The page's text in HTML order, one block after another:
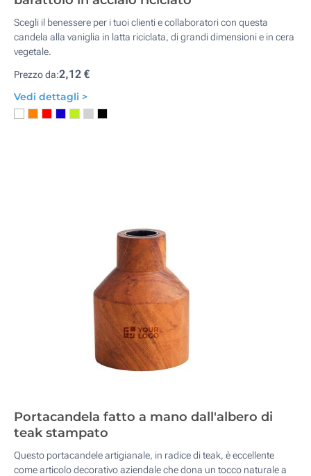
Scegli il benessere per i tuoi clienti e collaboratori con questa
candela alla vaniglia in latta riciclata, di grandi dimensioni e in cera
vegetale.
Prezzo da:2,12 €
Vedi dettagli >
Portacandela fatto a mano dall'albero di
teak stampato
Questo portacandele artigianale, in radice di teak, è eccellente
come articolo decorativo aziendale che dona un tocco naturale a